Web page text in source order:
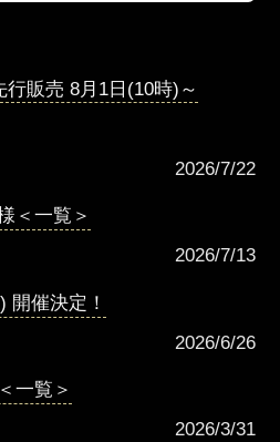
販売 8月1日(10時)～
2026/7/22
＜一覧＞
2026/7/13
開催決定！
2026/6/26
一覧＞
2026/3/31